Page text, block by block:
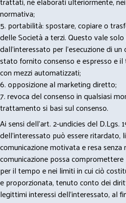
normativa;
5. portabilità: spostare, copiare o
delle Società a terzi. Questo vale
dall’interessato per l’esecuzione di
stato fornito consenso e espresso e
con mezzi automatizzati;
6. opposizione al marketing diretto;
7. revoca del consenso in qualsiasi
trattamento si basi sul consenso.
Ai sensi dell’art. 2-undicies del
dell’interessato può essere ritardato,
comunicazione motivata e resa
comunicazione possa
per il tempo e nei limiti in cui ciò
e proporzionata, tenuto conto dei
legittimi interessi dell’interessato, al